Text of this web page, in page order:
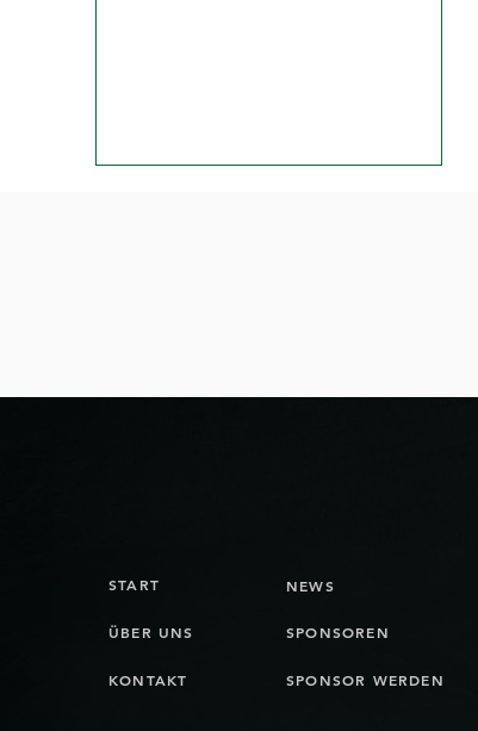
Das NLB-Team der Bienna
START
ÜBER UNS
KONTAKT
SPONSOREN
NEWS
SPONSOR WERDEN